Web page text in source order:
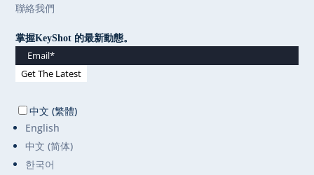
聯絡我們
掌握KeyShot 的最新動態。
中文 (繁體)
English
中文 (简体)
한국어